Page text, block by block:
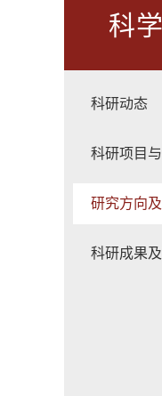
科
科研动态
科研项目
研究方向
科研成果